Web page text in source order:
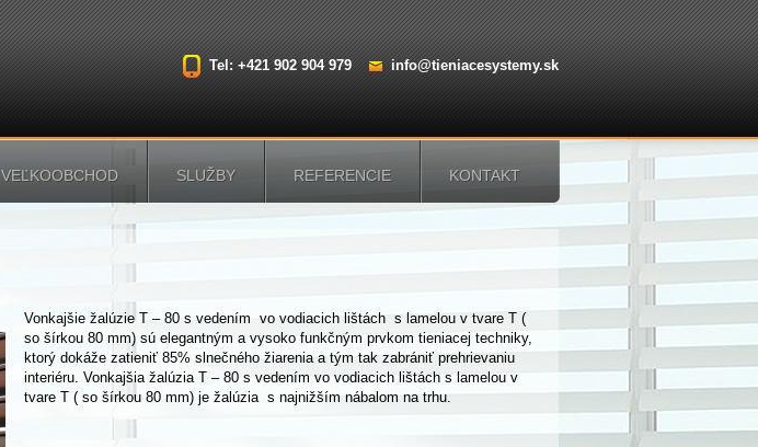
Tel: +421 902 904 979 info@tieniacesystemy.sk
VEĽKOOBCHOD SLUŽBY REFERENCIE KONTAKT
Vonkajšie žalúzie T – 80 s vedením vo vodiacich lištách s lamelou v tvare T (
so šírkou 80 mm) sú elegantným a vysoko funkčným prvkom tieniacej techniky,
ktorý dokáže zatieniť 85% slnečného žiarenia a tým tak zabrániť prehrievaniu
interiéru. Vonkajšia žalúzia T – 80 s vedením vo vodiacich lištách s lamelou v
tvare T ( so šírkou 80 mm) je žalúzia s najnižším nábalom na trhu.